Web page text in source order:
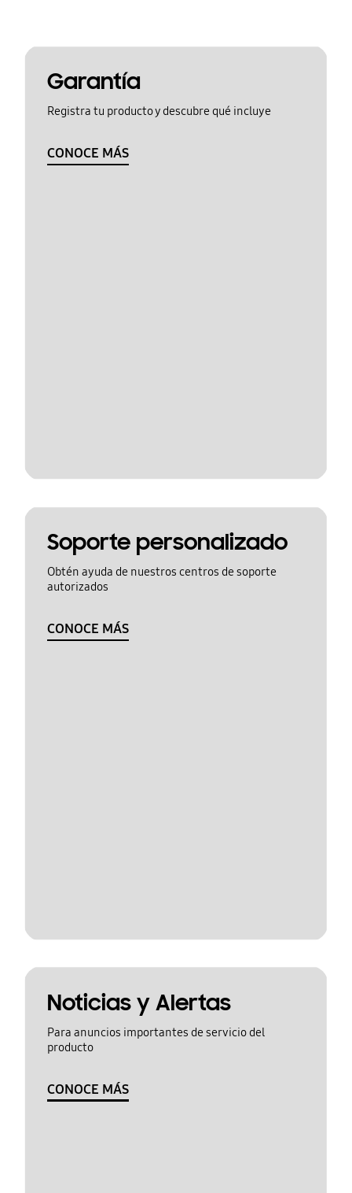
Garantía
Registra tu producto y descubre qué incluye
CONOCE MÁS
Soporte personalizado
Obtén ayuda de nuestros centros de soporte
autorizados
CONOCE MÁS
Noticias y Alertas
Para anuncios importantes de servicio del
producto
CONOCE MÁS